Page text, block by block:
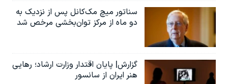
سناتور میچ مک‌کانل پس از نزدیک به
دو ماه از مرکز توان‌بخشی مرخص شد
گزارش| پایان اقتدار وزارت ارشاد؛ رهایی
هنر ایران از سانسور